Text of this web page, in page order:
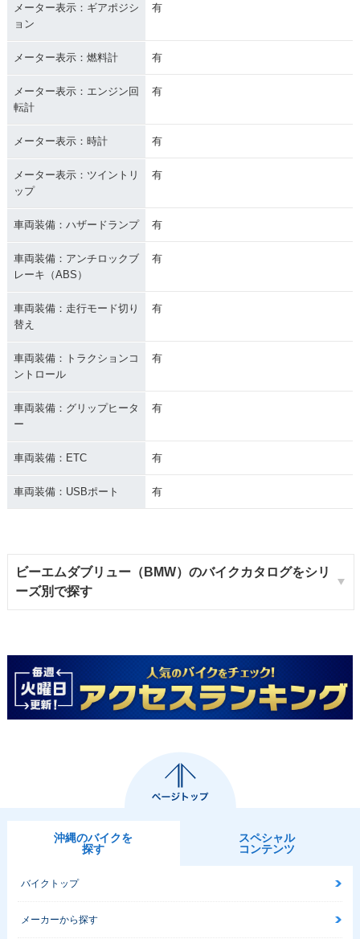
メーター表示：ギアポジシ
ョン
有
メーター表示：燃料計 有
メーター表示：エンジン回
転計
有
メーター表示：時計 有
メーター表示：ツイントリ
ップ
有
車両装備：ハザードランプ 有
車両装備：アンチロックブ
レーキ（ABS）
有
車両装備：走行モード切り
替え
有
車両装備：トラクションコ
ントロール
有
車両装備：グリップヒータ
ー
有
車両装備：ETC 有
車両装備：USBポート 有
ビーエムダブリュー（BMW）のバイクカタログをシリ
ーズ別で探す
沖縄のバイクを
探す
スペシャル
コンテンツ
バイクトップ
メーカーから探す